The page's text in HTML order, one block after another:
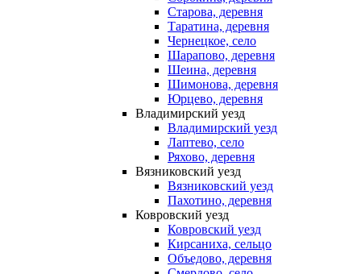
Старова, деревня
Таратина, деревня
Чернецкое, село
Шарапово, деревня
Шеина, деревня
Шимонова, деревня
Юрцево, деревня
Владимирский уезд
Владимирский уезд
Лаптево, село
Ряхово, деревня
Вязниковский уезд
Вязниковский уезд
Пахотино, деревня
Ковровский уезд
Ковровский уезд
Кирсаниха, сельцо
Объедово, деревня